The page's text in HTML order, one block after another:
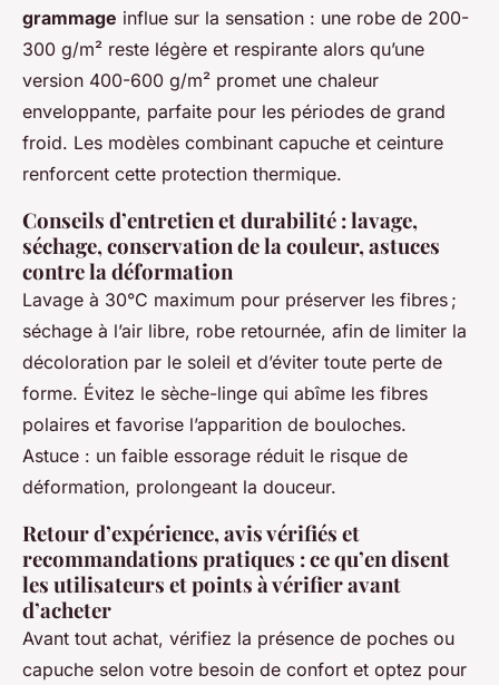
grammage influe sur la sensation : une robe de 200-
300 g/m² reste légère et respirante alors qu’une
version 400-600 g/m² promet une chaleur
enveloppante, parfaite pour les périodes de grand
froid. Les modèles combinant capuche et ceinture
renforcent cette protection thermique.
Conseils d’entretien et durabilité : lavage,
séchage, conservation de la couleur, astuces
contre la déformation
Lavage à 30°C maximum pour préserver les fibres ;
séchage à l’air libre, robe retournée, afin de limiter la
décoloration par le soleil et d’éviter toute perte de
forme. Évitez le sèche-linge qui abîme les fibres
polaires et favorise l’apparition de bouloches.
Astuce : un faible essorage réduit le risque de
déformation, prolongeant la douceur.
Retour d’expérience, avis vérifiés et
recommandations pratiques : ce qu’en disent
les utilisateurs et points à vérifier avant
d’acheter
Avant tout achat, vérifiez la présence de poches ou
capuche selon votre besoin de confort et optez pour